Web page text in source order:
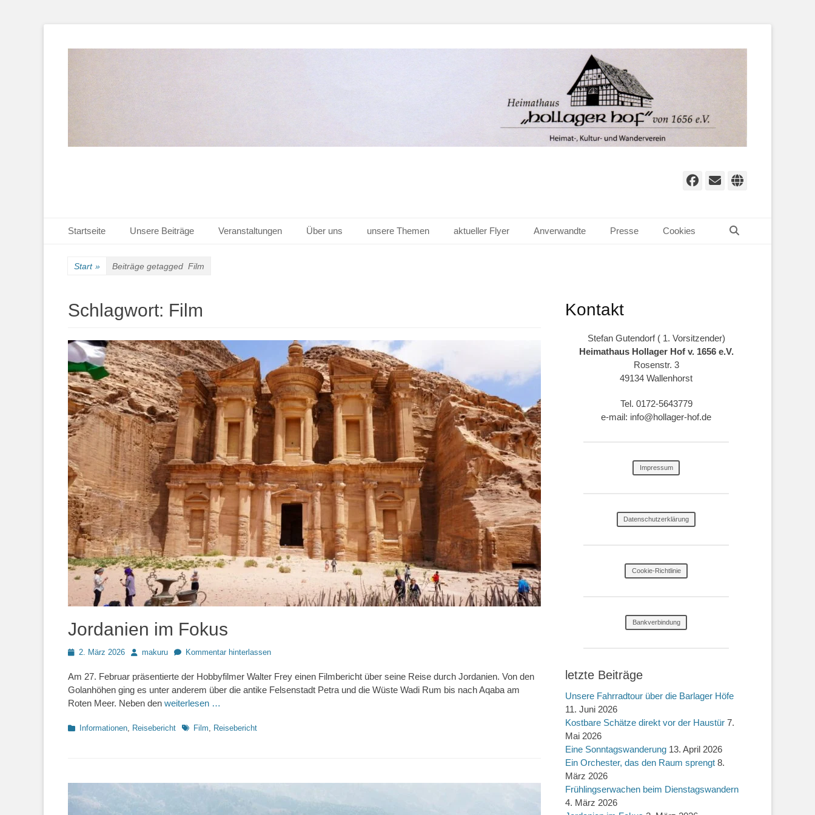
Heimathaus Hollager Hof v. 1656 e.V.
Facebook
E-
Website
Primäres Menü
Inhalt
Startseite Unsere Beiträge Veranstaltungen Über uns unsere Themen aktueller Flyer Anverwandte Presse Cookies
InhaltStart » Beiträge getagged Film
Schlagwort: Film
Jordanien im Fokus
Posted2. März 2026 Autormakuru Kommentar hinterlassen
Am 27. Februar präsentierte der Hobbyfilmer Walter Frey einen Filmbericht über seine Reise durch Jordanien. Von den
Golanhöhen ging es unter anderem über die antike Felsenstadt Petra und die Wüste Wadi Rum bis nach Aqaba am
Roten Meer. Neben den weiterlesen …
Kategorien
Informationen Reisebericht Schlagworte
Film Reisebericht
Kontakt
Stefan Gutendorf ( 1. Vorsitzender)
Heimathaus Hollager Hof v. 1656 e.V.
Rosenstr. 3
49134 Wallenhorst
Tel. 0172-5643779
e-mail: info@hollager-hof.de
Impressum
Datenschutzerklärung
Cookie-Richtlinie
Bankverbindung
letzte Beiträge
Unsere Fahrradtour über die Barlager Höfe
11. Juni 2026
Kostbare Schätze direkt vor der Haustür 7.
Mai 2026
Eine Sonntagswanderung 13. April 2026
Ein Orchester, das den Raum sprengt 8.
März 2026
Frühlingserwachen beim Dienstagswandern
4. März 2026